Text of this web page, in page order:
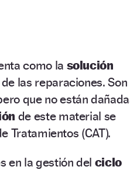
como la solución
las reparaciones. Son
que no están
de este material se
Tratamientos (CAT).
en la gestión del ciclo